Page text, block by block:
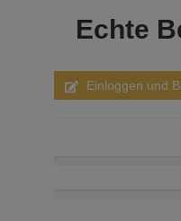
Echte
Einloggen und